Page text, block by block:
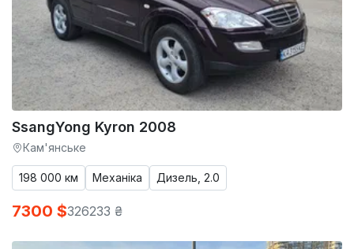
SsangYong Kyron 2008
Кам'янське
198 000 км Механіка Дизель, 2.0
7300 $326233 ₴